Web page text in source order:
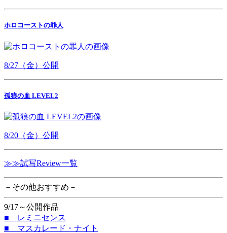
ホロコーストの罪人
8/27（金）公開
孤狼の血 LEVEL2
8/20（金）公開
≫≫試写Review一覧
－その他おすすめ－
9/17～公開作品
■ レミニセンス
■ マスカレード・ナイト